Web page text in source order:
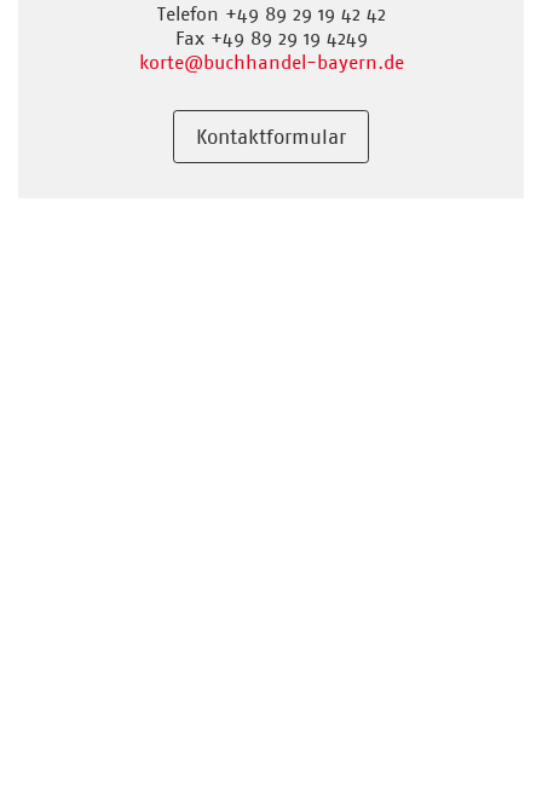
Telefon +49 89 29 19 42 42
Fax +49 89 29 19 4249
korte@buchhandel-bayern.de
Kontaktformular